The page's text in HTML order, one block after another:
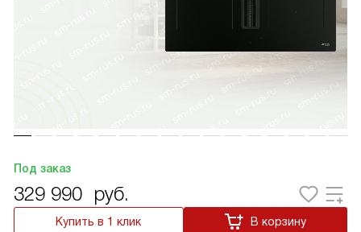
Под заказ
329 990 руб.
Купить в 1 клик В корзину